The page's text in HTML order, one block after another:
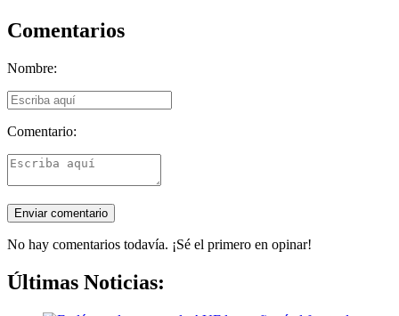
Comentarios
Nombre:
Comentario:
No hay comentarios todavía. ¡Sé el primero en opinar!
Últimas Noticias: